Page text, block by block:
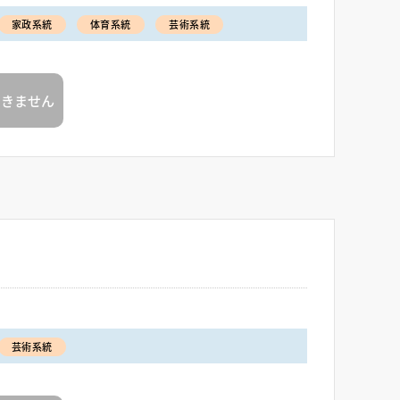
家政系統 体育系統 芸術系統
ません
芸術系統